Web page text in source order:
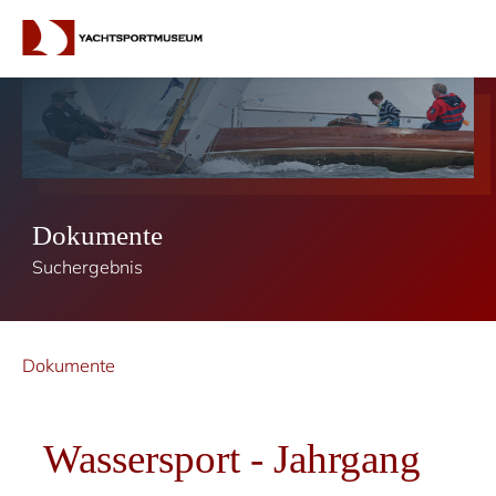
Dokumente
Suchergebnis
Dokumente
Wassersport - Jahrgang